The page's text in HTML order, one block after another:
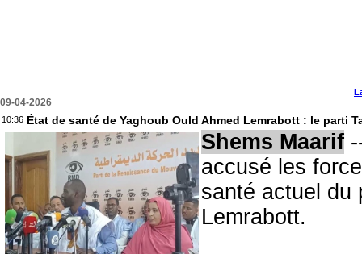
09-04-2026
10:36 État de santé de Yaghoub Ould Ahmed Lemrabott : le parti
Shems Maarif
accusé les
santé actuel du
Lemrabott.